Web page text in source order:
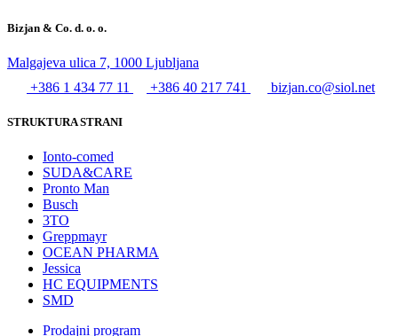
Bizjan & Co. d. o. o.
Malgajeva ulica 7, 1000 Ljubljana
+386 1 434 77 11
+386 40 217 741 bizjan.co@siol.net
STRUKTURA STRANI
Ionto-comed
SUDA&CARE
Pronto Man
Busch
3TO
Greppmayr
OCEAN PHARMA
Jessica
HC EQUIPMENTS
SMD
Prodajni program